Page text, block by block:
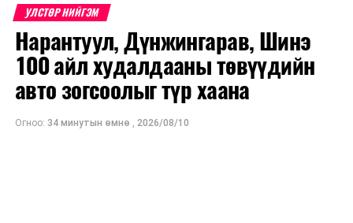
УЛСТӨР НИЙГЭМ
Нарантуул, Дүнжингарав, Шинэ
100 айл худалдааны төвүүдийн
авто зогсоолыг түр хаана
Огноо: 34 минутын өмнө , 2026/08/10